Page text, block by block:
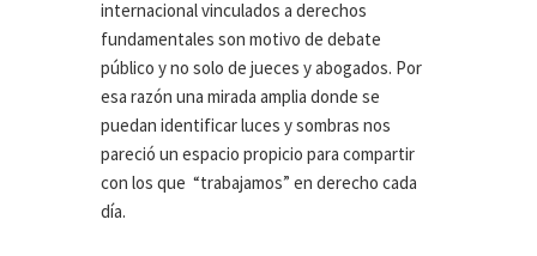
internacional vinculados a derechos
fundamentales son motivo de debate
público y no solo de jueces y abogados. Por
esa razón una mirada amplia donde se
puedan identificar luces y sombras nos
pareció un espacio propicio para compartir
con los que “trabajamos” en derecho cada
día.